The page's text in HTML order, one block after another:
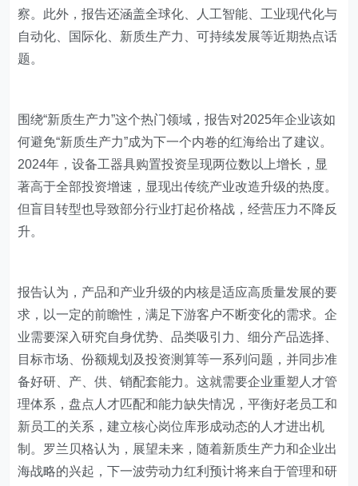
察。此外，报告还涵盖全球化、人工智能、工业现代化与
自动化、国际化、新质生产力、可持续发展等近期热点话
题。
围绕“新质生产力”这个热门领域，报告对2025年企业该如
何避免“新质生产力”成为下一个内卷的红海给出了建议。
2024年，设备工器具购置投资呈现两位数以上增长，显
著高于全部投资增速，显现出传统产业改造升级的热度。
但盲目转型也导致部分行业打起价格战，经营压力不降反
升。
报告认为，产品和产业升级的内核是适应高质量发展的要
求，以一定的前瞻性，满足下游客户不断变化的需求。企
业需要深入研究自身优势、品类吸引力、细分产品选择、
目标市场、份额规划及投资测算等一系列问题，并同步准
备好研、产、供、销配套能力。这就需要企业重塑人才管
理体系，盘点人才匹配和能力缺失情况，平衡好老员工和
新员工的关系，建立核心岗位库形成动态的人才进出机
制。罗兰贝格认为，展望未来，随着新质生产力和企业出
海战略的兴起，下一波劳动力红利预计将来自于管理和研